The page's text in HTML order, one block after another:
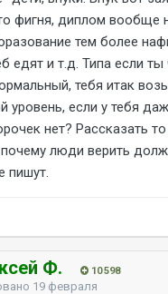
фигня, диплом вообще
тем более
едят и т.д. Типа если
тебя итак
уровень, если у тебя
нет? Рассказать
люди верить
пишут.
Ф. 10 598
19 февраля